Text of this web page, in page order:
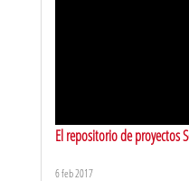
El repositorio de proyectos
6 feb 2017